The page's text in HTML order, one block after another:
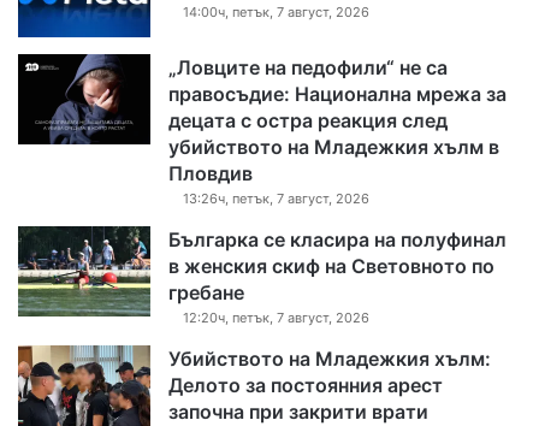
14:00ч, петък, 7 август, 2026
„Ловците на педофили“ не са
правосъдие: Национална мрежа за
децата с остра реакция след
убийството на Младежкия хълм в
Пловдив
13:26ч, петък, 7 август, 2026
Българка се класира на полуфинал
в женския скиф на Световното по
гребане
12:20ч, петък, 7 август, 2026
Убийството на Младежкия хълм:
Делото за постоянния арест
започна при закрити врати